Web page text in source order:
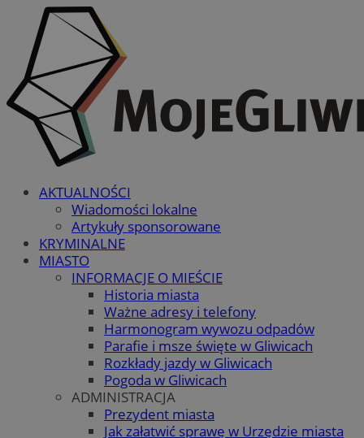
AKTUALNOŚCI
Wiadomości lokalne
Artykuły sponsorowane
KRYMINALNE
MIASTO
INFORMACJE O MIEŚCIE
Historia miasta
Ważne adresy i telefony
Harmonogram wywozu odpadów
Parafie i msze święte w Gliwicach
Rozkłady jazdy w Gliwicach
Pogoda w Gliwicach
ADMINISTRACJA
Prezydent miasta
Jak załatwić sprawę w Urzędzie miasta